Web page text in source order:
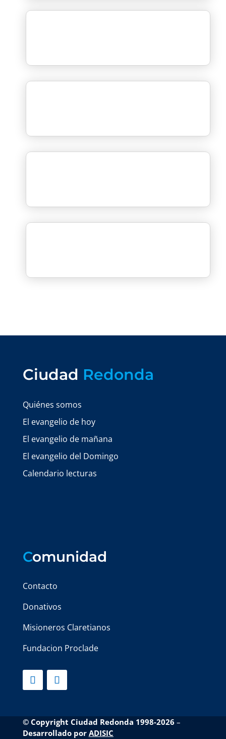
Ciudad Redonda
Quiénes somos
El evangelio de hoy
El evangelio de mañana
El evangelio del Domingo
Calendario lecturas
Comunidad
Contacto
Donativos
Misioneros Claretianos
Fundacion Proclade
© Copyright Ciudad Redonda 1998-2026 –
Desarrollado por ADISIC